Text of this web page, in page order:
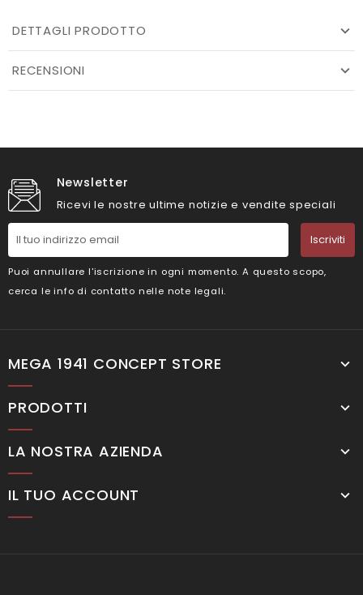
DETTAGLI PRODOTTO
RECENSIONI
Newsletter
Ricevi le nostre ultime notizie e vendite speciali
Iscriviti
Puoi annullare l'iscrizione in ogni momento. A questo scopo,
cerca le info di contatto nelle note legali.
MEGA 1941 CONCEPT STORE
PRODOTTI
LA NOSTRA AZIENDA
IL TUO ACCOUNT